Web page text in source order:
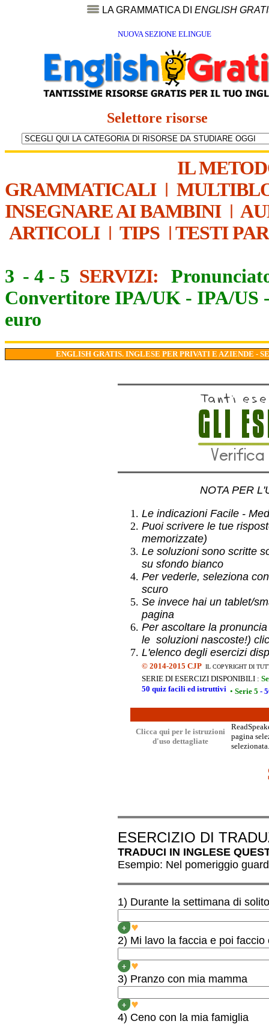
LA GRAMMATICA DI ENGLISH
NUOVA SEZIONE ELINGUE
Selettore risorse
IL
GRAMMATICALI|
INSEGNARE AI BAMBINI|
ARTICOLI| TIPS | TESTI
3 - 4 - 5 SERVIZI:
Convertitore IPA/UK - IPA/US
euro
ENGLISH GRATIS. INGLESE PER PRIVATI E AZIENDE -
NOTA PER
Le indicazioni Facile -
Puoi scrivere le tue
memorizzate)
Le soluzioni sono scritte
su sfondo bianco
Per vederle, seleziona
scuro
Se invece hai un tablet/
pagina
Per ascoltare la
le soluzioni nascoste!)
L'elenco degli esercizi
© 2014-2015 CJP IL COPYRIGHT DI
SERIE DI ESERCIZI DISPONIBILI :
50 quiz facili ed istruttivi • Serie 5 -
Clicca qui per le istruzioni
d'uso dettagliate
pagina
ESERCIZIO DI
TRADUCI IN INGLESE
Esempio: Nel pomeriggio
1) Durante la settimana di
+
2) Mi lavo la faccia e poi faccio
+
3) Pranzo con mia mamma
+
4) Ceno con la mia famiglia